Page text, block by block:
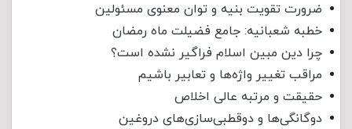
ضرورت تقویت بنیه و توان معنوی مسئولین
خطبه شعبانیه: جامع فضیلت ماه رمضان
چرا دین مبین اسلام فراگیر نشده است؟
مراقب تغییر واژه‌ها و تعابیر باشیم
حقیقت و مرتبه عالی اخلاص
دوگانگی‌ها و دوقطبی‌سازی‌های دروغین